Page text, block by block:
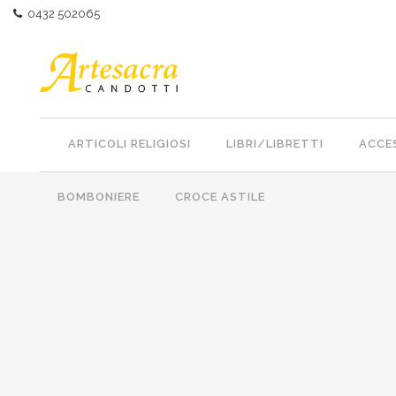
0432 502065
ARTICOLI RELIGIOSI LIBRI/LIBRETTI
BOMBONIERE CROCE ASTILE